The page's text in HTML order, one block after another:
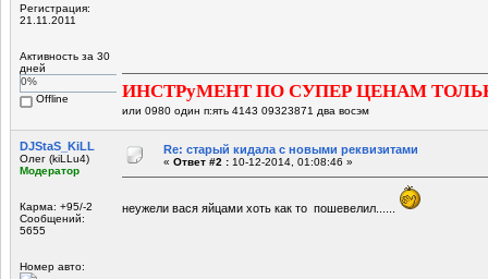
Регистрация:
21.11.2011
Активность за 30
дней
0%
Offline
ИНСТРуМЕНТ ПО СУПЕР ЦЕНАМ
или 0980 один п:ять 4143 09323871 два восэм
DJStaS_KiLL
Олег (kiLLu4)
Модератор
Карма: +95/-2
Сообщений:
5655
Номер авто:
Re: старый кидала с новыми реквизитами
« Ответ #2 : 10-12-2014, 01:08:46 »
неужели вася яйцами хоть как то пошевелил......